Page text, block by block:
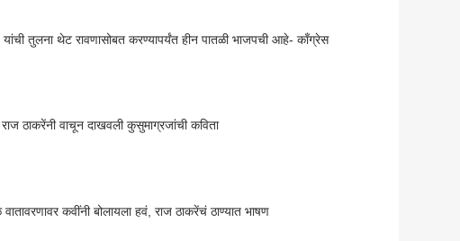
तुलना थेट रावणासोबत करण्यापर्यंत हीन पातळी भाजपची आहे- काँग्रेस
वाचून दाखवली कुसुमाग्रजांची कविता
कवींनी बोलायला हवं, राज ठाकरेंचं ठाण्यात भाषण